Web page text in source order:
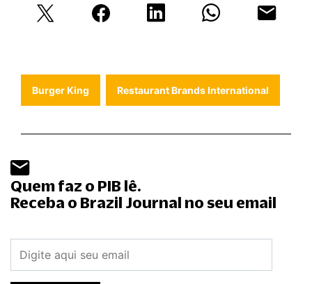
Burger King Restaurant Brands International
Quem faz o PIB lê.
Receba o Brazil Journal no seu email